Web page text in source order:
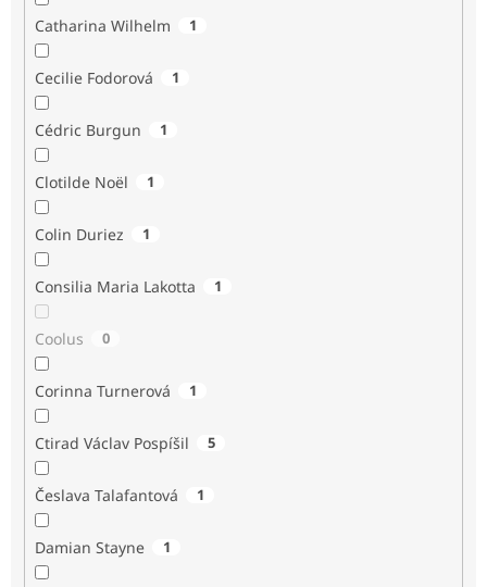
Catharina Wilhelm 1
Cecilie Fodorová 1
Cédric Burgun 1
Clotilde Noël 1
Colin Duriez 1
Consilia Maria Lakotta 1
Coolus 0
Corinna Turnerová 1
Ctirad Václav Pospíšil 5
Česlava Talafantová 1
Damian Stayne 1